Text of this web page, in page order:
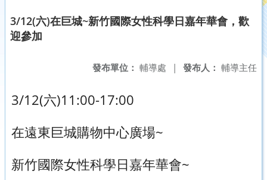
3/12(六)在巨城~新竹國際女性科學日嘉年華會，歡
迎參加
發布人： 輔導主任
發布單位： 輔導處 |
3/12(六)11:00-17:00
在遠東巨城購物中心廣場~
新竹國際女性科學日嘉年華會~